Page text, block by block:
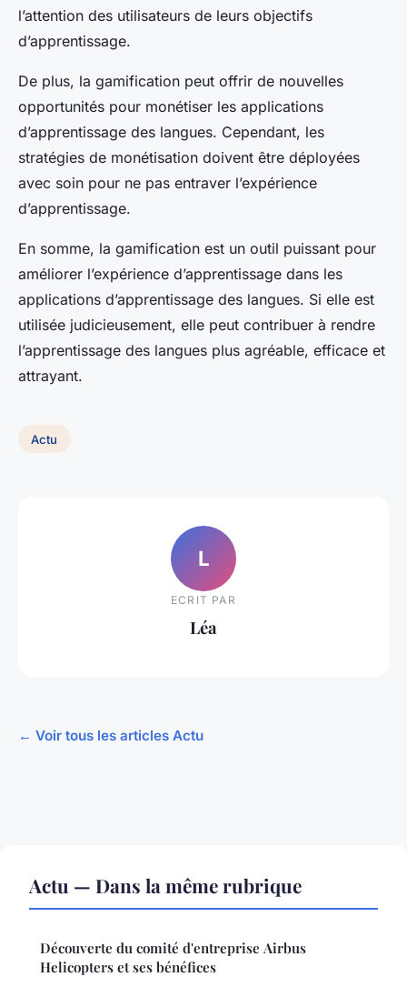
l’attention des utilisateurs de leurs objectifs
d’apprentissage.
De plus, la gamification peut offrir de nouvelles
opportunités pour monétiser les applications
d’apprentissage des langues. Cependant, les
stratégies de monétisation doivent être déployées
avec soin pour ne pas entraver l’expérience
d’apprentissage.
En somme, la gamification est un outil puissant pour
améliorer l’expérience d’apprentissage dans les
applications d’apprentissage des langues. Si elle est
utilisée judicieusement, elle peut contribuer à rendre
l’apprentissage des langues plus agréable, efficace et
attrayant.
Actu
L
ECRIT PAR
Léa
← Voir tous les articles Actu
Actu — Dans la même rubrique
Découverte du comité d'entreprise Airbus
Helicopters et ses bénéfices